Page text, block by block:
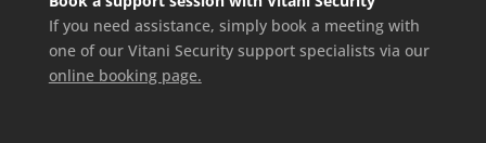
If you need assistance, simply book a meeting with
one of our Vitani Security support specialists via our
online booking page.